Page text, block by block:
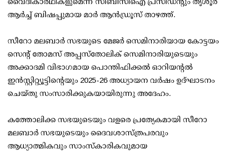
ആര്‍ച്ച് ബിഷപ്പുമായ മാര്‍ ആന്‍ഡ്രൂസ് താഴത്ത്.
സീറോ മലബാര്‍ സഭയുടെ മേജര്‍ സെമിനാരിയായ കോട്ടയം
സെന്റ് തോമസ് അപ്പസ്‌തോലിക് സെമിനാരിയുടെയും
അക്കാദമി വിഭാഗമായ പൊന്തിഫിക്കല്‍ ഓറിയന്റല്‍
ഇന്‍സ്റ്റിറ്റ്യൂട്ടിന്റെയും 2025-26 അധ്യായന വര്‍ഷം ഉദ്ഘാടനം
ചെയ്തു സംസാരിക്കുകയായിരുന്നു അദേഹം.
കത്തോലിക്ക സഭയുടെയും വളരെ പ്രത്യേകമായി സീറോ
മലബാര്‍ സഭയുടെയും ദൈവശാസ്ത്രപരവും
ആധ്യാത്മികവും സാംസ്‌കാരികവുമായ